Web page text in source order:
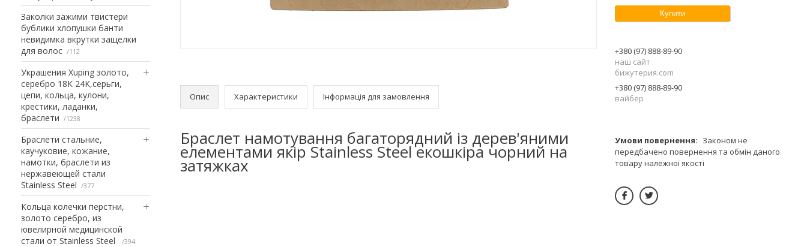
Заколки зажими твистери
бублики хлопушки банти
невидимка вкрутки защелки
для волос
112
Украшения Xuping золото,
серебро 18К 24К,серьги,
цепи, кольца, кулони,
крестики, ладанки,
браслети
1238
Браслети стальние,
каучуковие, кожание,
намотки, браслети из
нержавеющей стали
Stainless Steel
377
Кольца колечки перстни,
золото серебро, из
ювелирной медицинской
стали от Stainless Steel
394
Опис Характеристики Інформація для замовлення
Браслет намотування багаторядний із дерев'яними
елементами якір Stainless Steel екошкіра чорний на
затяжках
Купити
+380 (97) 888-89-90
наш сайт
бижутерия.com
+380 (97) 888-89-90
вайбер
Законом не
передбачено повернення та обмін даного
товару належної якості